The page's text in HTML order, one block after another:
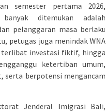
semester pertama 2026,
ditemukan adalah
pelanggaran masa berlaku
petugas juga menindak WNA
investasi fiktif, hingga
ketertiban umum,
serta berpotensi mengancam
Jenderal Imigrasi Bali,